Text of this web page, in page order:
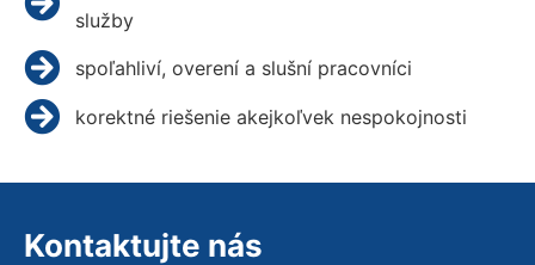
služby
spoľahliví, overení a slušní pracovníci
korektné riešenie akejkoľvek nespokojnosti
Kontaktujte nás